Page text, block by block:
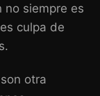
no siempre es
culpa de
otra